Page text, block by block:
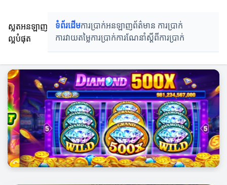
ស្លតអនឡាញ
ល្អបំផុត
ទំព័រដើមការប្រាក់អនឡាញព័ត៌មាន ការប្រាក់
ការវាយតម្លៃការប្រាក់ការណែនាំស្តីពីការប្រាក់